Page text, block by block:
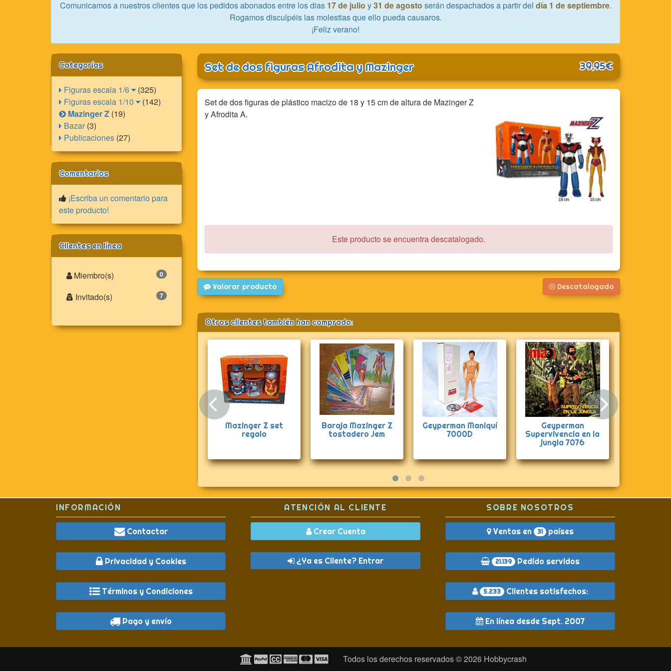
Comunicamos a nuestros clientes que los pedidos abonados entre los dias 17 de julio y31 de agosto serán despachados a partir del día 1 de septiembre.
Rogamos disculpéis las molestias que ello pueda causaros.
¡Feliz verano!
Set de dos figuras Afrodita y Mazinger 39,95€
Set de dos figuras de plástico macizo de 18 y 15 cm de altura de Mazinger Z
y Afrodita A.
Este producto se encuentra descatalogado.
Valorar producto Descatalogado
Otros clientes también han comprado:
Mazinger Z set
regalo
Baraja Mazinger Z
tostadero Jem
Geyperman Maniquí
7000D
Geyperman
Supervivencia en la
jungla 7076
Anterior
Categorías
Figuras escala 1/6
(325)
Figuras escala 1/10
(142)
Mazinger Z (19)
Bazar(3)
Publicaciones (27)
Comentarios
¡Escriba un comentario para
este producto!
Clientes en línea
0
Miembro(s)
7
Invitado(s)
INFORMACIÓN
Contactar
Privacidad y Cookies
Términos y Condiciones
Pago y envío
ATENCIÓN AL CLIENTE
Crear Cuenta
¿Ya es Cliente? Entrar
SOBRE NOSOTROS
Ventas en 31 países
21.139 Pedido servidos
5.233 Clientes satisfechos:
En línea desde Sept. 2007
Todos los derechos reservados © 2026 Hobbycrash